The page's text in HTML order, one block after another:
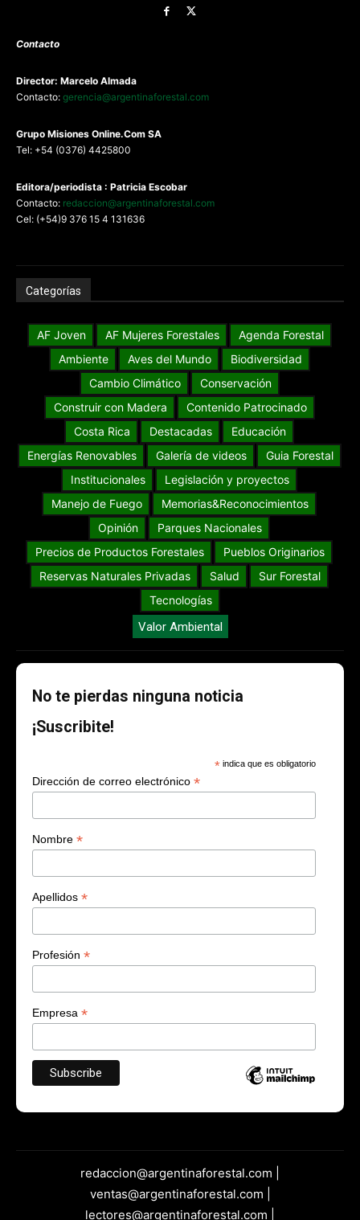
Contacto
Director: Marcelo Almada
Contacto: gerencia@argentinaforestal.com
Grupo Misiones Online.Com SA
Tel: +54 (0376) 4425800
Editora/periodista : Patricia Escobar
Contacto: redaccion@argentinaforestal.com
Cel: (+54)9 376 15 4 131636
Categorías
AF Joven AF Mujeres Forestales
Agenda Forestal
Ambiente
Aves del Mundo
Biodiversidad
Cambio Climático
Conservación
Construir con Madera
Contenido Patrocinado
Costa Rica
Destacadas
Educación
Energías Renovables
Galería de videos
Guia Forestal
Institucionales
Legislación y proyectos
Manejo de Fuego
Memorias&Reconocimientos
Opinión
Parques Nacionales
Precios de Productos Forestales
Pueblos Originarios
Reservas Naturales Privadas
Salud
Sur Forestal
Tecnologías
Valor Ambiental
No te pierdas ninguna noticia
¡Suscribite!
* indica que es obligatorio
Dirección de correo electrónico *
Nombre *
Apellidos *
Profesión *
Empresa *
redaccion@argentinaforestal.com |
ventas@argentinaforestal.com |
lectores@argentinaforestal.com |